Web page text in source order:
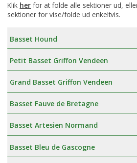
Klik her for at folde alle sektioner ud,
sektioner for vise/folde ud enkeltvis.
Basset Hound
Petit Basset Griffon Vendeen
Grand Basset Griffon Vendeen
Basset Fauve de Bretagne
Basset Artesien Normand
Basset Bleu de Gascogne